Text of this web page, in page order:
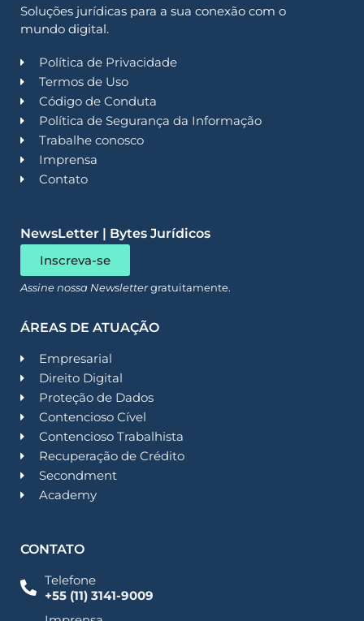
Soluções jurídicas para a sua conexão com o
mundo digital.
Política de Privacidade
Termos de Uso
Código de Conduta
Política de Segurança da Informação
Trabalhe conosco
Imprensa
Contato
NewsLetter | Bytes Jurídicos
Inscreva-se
Assine nossa Newslettergratuitamente.
ÁREAS DE ATUAÇÃO
Empresarial
Direito Digital
Proteção de Dados
Contencioso Cível
Contencioso Trabalhista
Recuperação de Crédito
Secondment
Academy
CONTATO
Telefone
+55 (11) 3141-9009